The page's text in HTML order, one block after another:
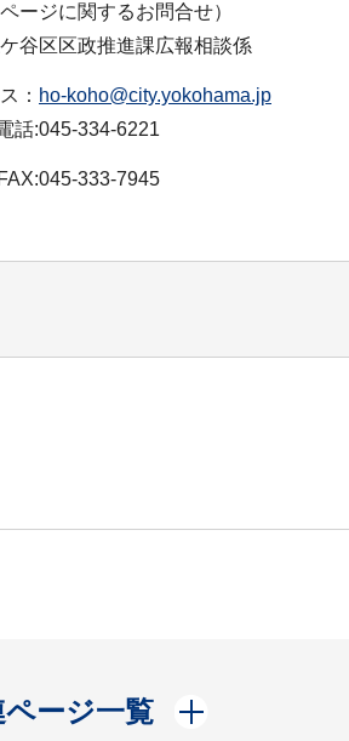
ページに関するお問合せ）
谷区区政推進課広報相談係
： ho-koho@city.yokohama.jp
話:045-334-6221
FAX:045-333-7945
ページ一覧
開く